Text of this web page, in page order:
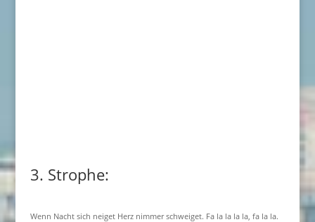
3. Strophe:
Wenn Nacht sich neiget Herz nimmer schweiget. Fa la la la la, fa la la.